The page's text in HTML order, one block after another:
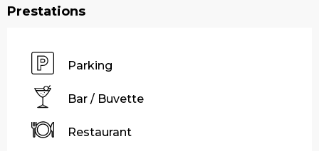
Prestations
Parking
Bar / Buvette
Restaurant